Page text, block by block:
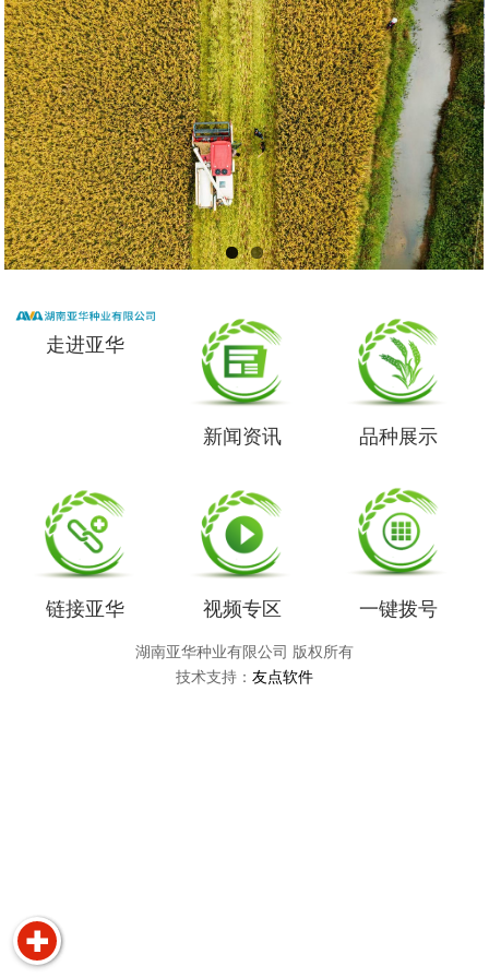
走进亚华
新闻资讯 品种展示
链接亚华 视频专区 一键拨号
湖南亚华种业有限公司 版权所有
技术支持： 友点软件